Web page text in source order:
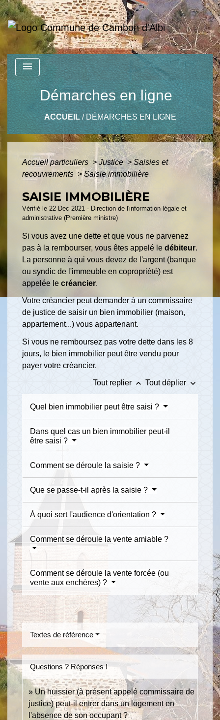
menu
Démarches en ligne
ACCUEIL/ DÉMARCHES EN LIGNE
Accueil particuliers > Justice> Saisies et
recouvrements > Saisie immobilière
SAISIE IMMOBILIÈRE
Vérifié le 22 Dec 2021 - Direction de l'information légale et
administrative (Première ministre)
Si vous avez une dette et que vous ne parvenez
pas à la rembourser, vous êtes appelé le débiteur.
La personne à qui vous devez de l'argent (banque
ou syndic de l'immeuble en copropriété) est
appelée le créancier.
Votre créancier peut demander à un commissaire
de justice de saisir un bien immobilier (maison,
appartement...) vous appartenant.
Si vous ne remboursez pas votre dette dans les 8
jours, le bien immobilier peut être vendu pour
payer votre créancier.
Tout replier keyboard_arrow_up Tout déplier keyboard_arrow_down
Quel bien immobilier peut être saisi ?
Dans quel cas un bien immobilier peut-il
être saisi ?
Comment se déroule la saisie ?
Que se passe-t-il après la saisie ?
À quoi sert l'audience d'orientation ?
Comment se déroule la vente amiable ?
Comment se déroule la vente forcée (ou
vente aux enchères) ?
Textes de référence
Questions ? Réponses !
Un huissier (à présent appelé commissaire de
justice) peut-il entrer dans un logement en
l'absence de son occupant ?